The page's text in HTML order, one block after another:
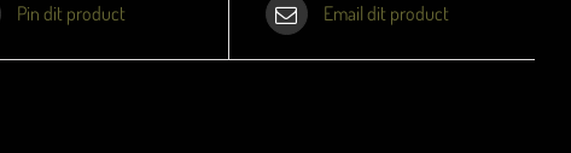
Pin dit product Email dit product